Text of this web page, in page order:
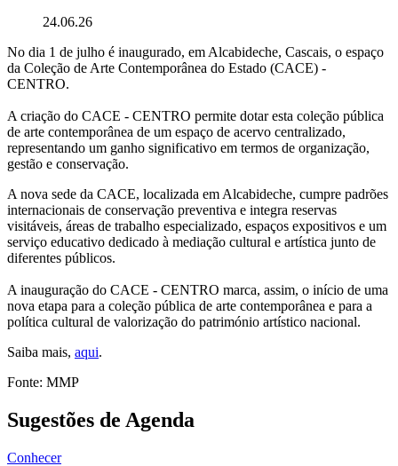
24.06.26
No dia 1 de julho é inaugurado, em Alcabideche, Cascais, o espaço
da Coleção de Arte Contemporânea do Estado (CACE) -
CENTRO.
A criação do CACE - CENTRO permite dotar esta coleção pública
de arte contemporânea de um espaço de acervo centralizado,
representando um ganho significativo em termos de organização,
gestão e conservação.
A nova sede da CACE, localizada em Alcabideche, cumpre padrões
internacionais de conservação preventiva e integra reservas
visitáveis, áreas de trabalho especializado, espaços expositivos e um
serviço educativo dedicado à mediação cultural e artística junto de
diferentes públicos.
A inauguração do CACE - CENTRO marca, assim, o início de uma
nova etapa para a coleção pública de arte contemporânea e para a
política cultural de valorização do património artístico nacional.
Saiba mais, aqui.
Fonte: MMP
Sugestões de Agenda
Conhecer